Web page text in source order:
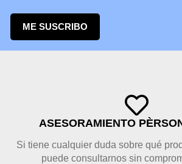
ME SUSCRIBO
ASESORAMIENTO
Si tiene cualquier duda sobre qué
puede consultarnos sin